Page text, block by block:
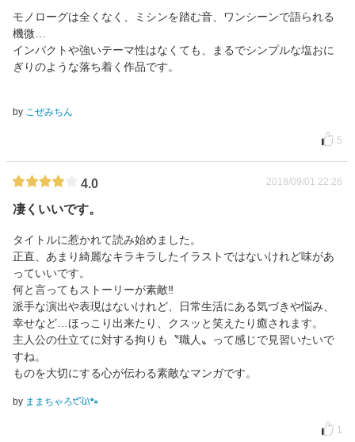
モノローグは全くなく、ミシンを踏む音、ワンシーンで語られる
機微…
インパクトや強いテーマ性はなくても、まるでシンプルな塩おに
ぎりのような落ち着く作品です。
by こぜみちん
5
4.0 2018/09/01 22:26
凄くいいです。
タイトルに惹かれて読み始めました。
正直、あまり綺麗なキラキラしたイラストではないけれど味があ
っていいです。
何と言ってもストーリーが素敵‼️
派手な演出や表現はないけれど、日常生活にある気づきや悩み、
幸せなど…ほっこり出来たり、クスッと笑えたり癒されます。
主人公の仕立てに対する拘りも〝職人〟って感じで見習いたいで
すね。
ものを大切にする心が伝わる素敵なマンガです。
by ままちゃろ੯‧̀͡u\🐾
1